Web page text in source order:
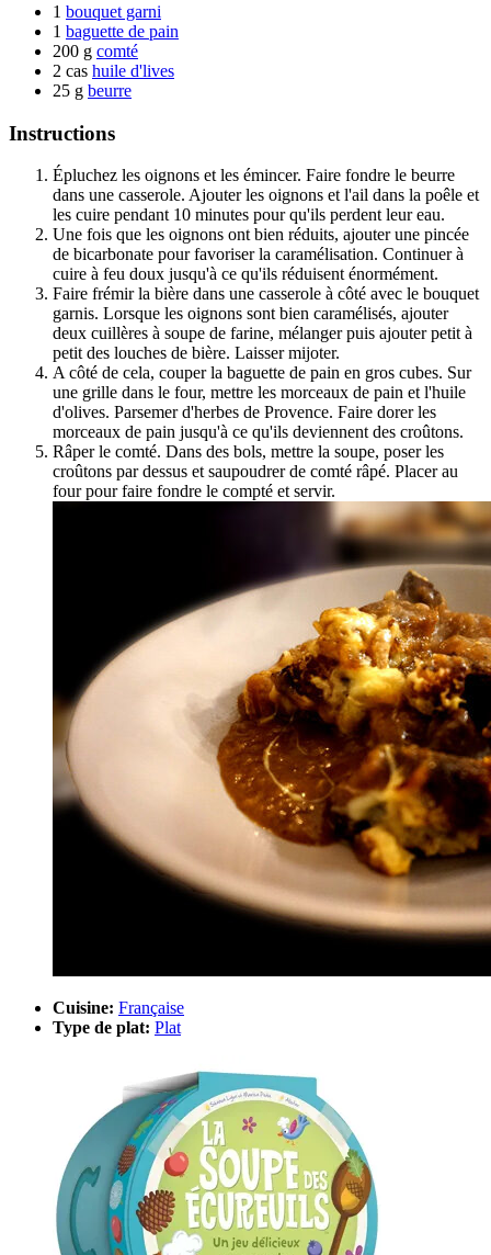
1 bouquet garni
1 baguette de pain
200 g comté
2 cas huile d'lives
25 g beurre
Instructions
Épluchez les oignons et les émincer. Faire fondre le beurre
dans une casserole. Ajouter les oignons et l'ail dans la poêle et
les cuire pendant 10 minutes pour qu'ils perdent leur eau.
Une fois que les oignons ont bien réduits, ajouter une pincée
de bicarbonate pour favoriser la caramélisation. Continuer à
cuire à feu doux jusqu'à ce qu'ils réduisent énormément.
Faire frémir la bière dans une casserole à côté avec le bouquet
garnis. Lorsque les oignons sont bien caramélisés, ajouter
deux cuillères à soupe de farine, mélanger puis ajouter petit à
petit des louches de bière. Laisser mijoter.
A côté de cela, couper la baguette de pain en gros cubes. Sur
une grille dans le four, mettre les morceaux de pain et l'huile
d'olives. Parsemer d'herbes de Provence. Faire dorer les
morceaux de pain jusqu'à ce qu'ils deviennent des croûtons.
Râper le comté. Dans des bols, mettre la soupe, poser les
croûtons par dessus et saupoudrer de comté râpé. Placer au
four pour faire fondre le compté et servir.
Cuisine: Française
Type de plat: Plat